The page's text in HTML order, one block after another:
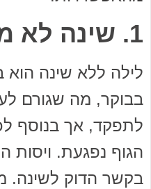
1. שינה לא מספיקה
לילה ללא שינה
בבוקר, מה שגורם
לתפקד, אך בנוסף
הגוף נפגעת. ויסות
בקשר הדוק לשינה.